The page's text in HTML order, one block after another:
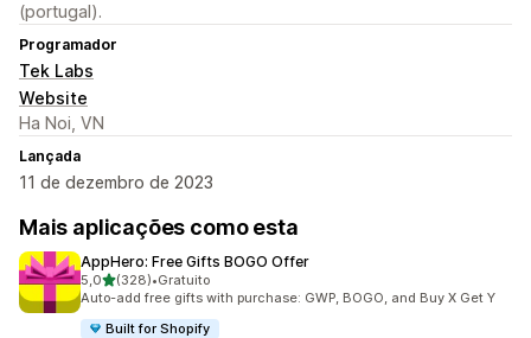
(portugal).
Programador
Tek Labs
Website
Ha Noi, VN
Lançada
11 de dezembro de 2023
Mais aplicações como esta
AppHero: Free Gifts BOGO Offer
5,0de 5 estrelas
(328)
328 total de avaliações
•Gratuito
Auto-add free gifts with purchase: GWP, BOGO, and Buy X Get Y
Built for Shopify